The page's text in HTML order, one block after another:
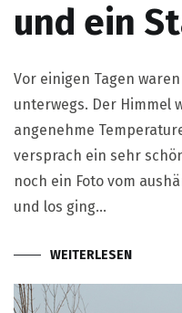
und ein
Vor einigen Tagen
unterwegs. Der Himmel
angenehme
versprach ein sehr
noch ein Foto vom
und los ging…
WEITERLESEN